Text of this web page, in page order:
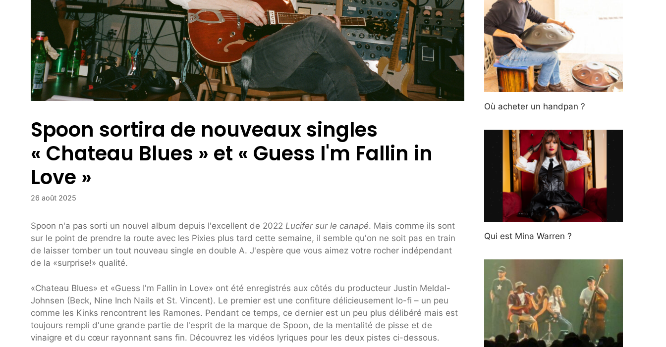
Spoon sortira de nouveaux singles
« Chateau Blues » et « Guess I'm Fallin in
Love »
26 août 2025
Spoon n'a pas sorti un nouvel album depuis l'excellent de 2022 Lucifer sur le canapé. Mais comme ils sont
sur le point de prendre la route avec les Pixies plus tard cette semaine, il semble qu'on ne soit pas en train
de laisser tomber un tout nouveau single en double A. J'espère que vous aimez votre rocher indépendant
de la «surprise!» qualité.
«Chateau Blues» et «Guess I'm Fallin in Love» ont été enregistrés aux côtés du producteur Justin Meldal-
Johnsen (Beck, Nine Inch Nails et St. Vincent). Le premier est une confiture délicieusement lo-fi – un peu
comme les Kinks rencontrent les Ramones. Pendant ce temps, ce dernier est un peu plus délibéré mais est
toujours rempli d'une grande partie de l'esprit de la marque de Spoon, de la mentalité de pisse et de
vinaigre et du cœur rayonnant sans fin. Découvrez les vidéos lyriques pour les deux pistes ci-dessous.
Où acheter un handpan ?
Qui est Mina Warren ?